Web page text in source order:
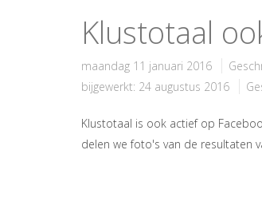
Klustotaal
maandag 11 januari 2016
bijgewerkt: 24 augustus 2016
Klustotaal is ook actief op
delen we foto's van de resultaten